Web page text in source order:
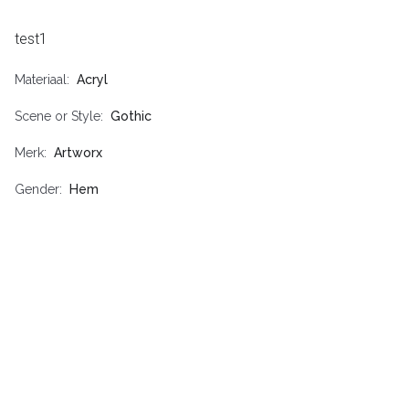
test1
Materiaal Acryl
Scene or Style Gothic
Merk Artworx
Gender Hem